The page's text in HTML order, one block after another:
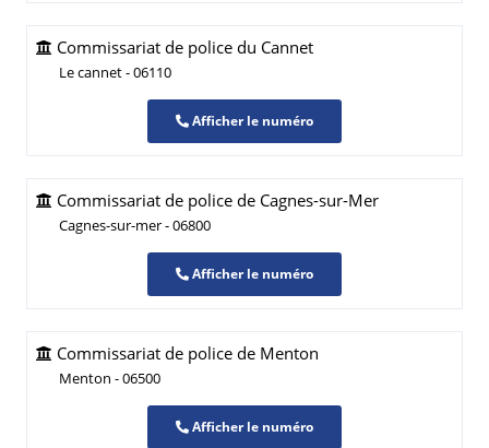
Commissariat de police du Cannet
Le cannet - 06110
Afficher le numéro
Commissariat de police de Cagnes-sur-Mer
Cagnes-sur-mer - 06800
Afficher le numéro
Commissariat de police de Menton
Menton - 06500
Afficher le numéro